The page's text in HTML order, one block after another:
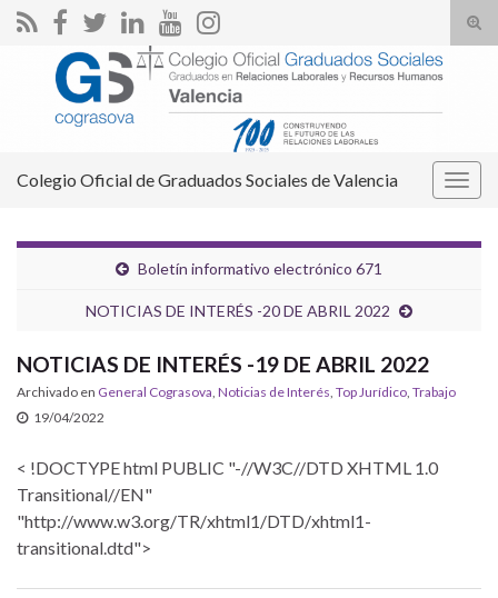
el
Search for:
Colegio Oficial de Graduados Sociales de Valencia
Boletín informativo electrónico 671
NOTICIAS DE INTERÉS -20 DE ABRIL 2022
NOTICIAS DE INTERÉS -19 DE ABRIL 2022
Archivado en General Cograsova Noticias de Interés Top Jurídico Trabajo
19/04/2022
< !DOCTYPE html PUBLIC "-//W3C//DTD XHTML 1.0
Transitional//EN"
"http://www.w3.org/TR/xhtml1/DTD/xhtml1-
transitional.dtd">